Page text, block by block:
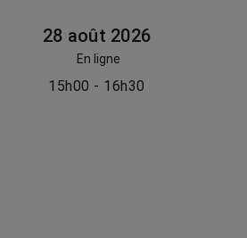
28 août 2026
En ligne
15h00 - 16h30